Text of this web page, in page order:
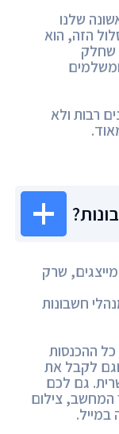
שלנו
הזה, הוא
שחלק
רבות ולא
שרק
חשבונות
ההכנסות
לקבל את
גם לכם
המחשב, צילום